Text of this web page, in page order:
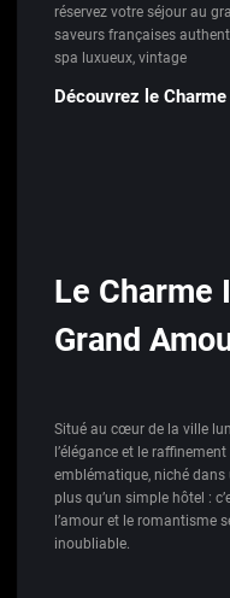
réservez votre séjour au
saveurs françaises
spa luxueux, vintage
Découvrez le
Le Charme
Grand
Situé au cœur de la ville
l’élégance et le
emblématique, niché dans
plus qu’un simple hôtel :
l’amour et le romantisme
inoubliable.